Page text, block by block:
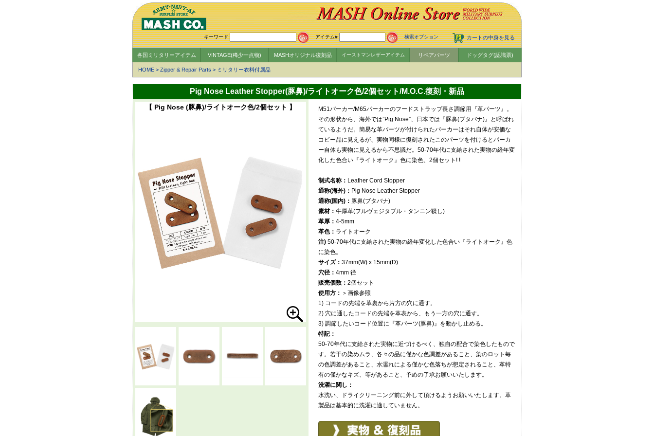
カートの中身を見る
キーワード アイテム# 検索オプション
各国ミリタリーアイテム VINTAGE(稀少一点物) MASHオリジナル復刻品 イーストマンレザーアイテム リペアパーツ ドッグタグ(認識票)
HOME > Zipper & Repair Parts > ミリタリー衣料付属品
Pig Nose Leather Stopper(豚鼻)/ライトオーク色/2個セット/M.O.C.復刻・新品
【 Pig Nose (豚鼻)/ライトオーク色/2個セット 】
M51パーカー/M65パーカーのフードストラップ長さ調節用『革パーツ』。
その形状から、海外では”Pig Nose”、日本では『豚鼻(ブタバナ)』と呼ばれ
ているようだ。簡易な革パーツが付けられたパーカーはそれ自体が安価な
コピー品に見えるが、実物同様に復刻されたこのパーツを付けるとパーカ
ー自体も実物に見えるから不思議だ。50-70年代に支給された実物の経年変
化した色合い『ライトオーク』色に染色、2個セット! !
制式名称： Leather Cord Stopper
通称(海外)： Pig Nose Leather Stopper
通称(国内)： 豚鼻(ブタバナ)
素材： 牛厚革(フルヴェジタブル・タンニン鞣し)
革厚： 4-5mm
革色： ライトオーク
注) 50-70年代に支給された実物の経年変化した色合い『ライトオーク』色
に染色。
サイズ： 37mm(W) x 15mm(D)
穴径： 4mm 径
販売個数： 2個セット
使用方： ＞画像参照
1) コードの先端を革裏から片方の穴に通す。
2) 穴に通したコードの先端を革表から、もう一方の穴に通す。
3) 調節したいコード位置に『革パーツ(豚鼻)』を動かし止める。
特記：
50-70年代に支給された実物に近づけるべく、独自の配合で染色したもので
す。若干の染めムラ、各々の品に僅かな色調差があること、染のロット毎
の色調差があること、水濡れによる僅かな色落ちが想定されること、革特
有の僅かなキズ、等があること、予めの了承お願いいたします。
洗濯に関し：
水洗い、ドライクリーニング前に外して頂けるようお願いいたします。革
製品は基本的に洗濯に適していません。